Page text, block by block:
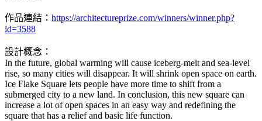
作品連結： https://architectureprize.com/winners/winner.php?
id=3588
設計概念：
In the future, global warming will cause iceberg-melt and sea-level
rise, so many cities will disappear. It will shrink open space on earth.
Ice Flake Square lets people have more time to shift from a
submerged city to a new land. In conclusion, this new square can
increase a lot of open spaces in an easy way and redefining the
square that has a relief and basic life function.